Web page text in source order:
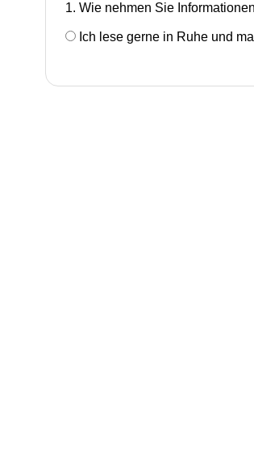
1. Wie nehmen Sie
Ich lese gerne in Ruhe und